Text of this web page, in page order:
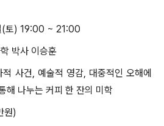
(토) 19:00 ~ 21:00
박사 이승훈
사건, 예술적 영감, 대중적인 오해에
해 나누는 커피 한 잔의 미학
원)